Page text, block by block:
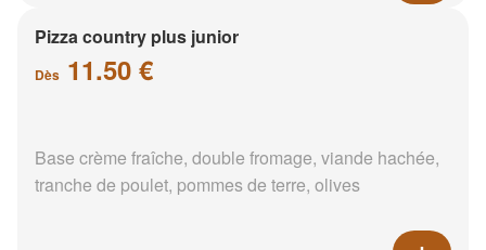
Pizza country plus junior
Dès 11.50 €
Base crème fraîche, double fromage, viande hachée,
tranche de poulet, pommes de terre, olives